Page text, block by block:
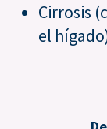
Cirrosis
el